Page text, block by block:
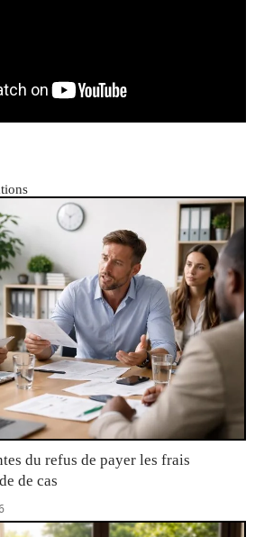
du refus de payer les frais
de cas